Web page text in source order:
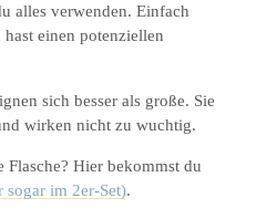
alles verwenden. Einfach
einen potenziellen
sich besser als große. Sie
wirken nicht zu wuchtig.
Flasche? Hier bekommst du
im 2er-Set).